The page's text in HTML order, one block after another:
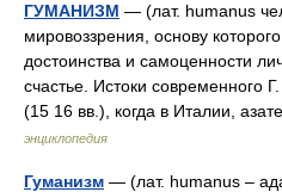
ГУМАНИЗМ — (лат. humanus
мировоззрения, основу
достоинства и самоценности
счастье. Истоки современного
(15 16 вв.), когда в Италии,
энциклопедия
Гуманизм — (лат. humanus –